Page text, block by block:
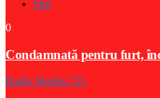
Stiri
0
Condamnată pentru furt,
Radio Medias 725